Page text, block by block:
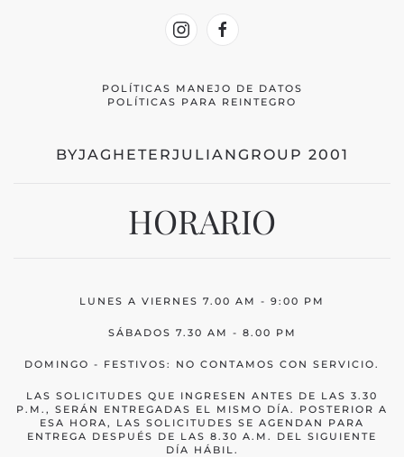
POLÍTICAS MANEJO DE DATOS
POLÍTICAS PARA REINTEGRO
BYJAGHETERJULIANGROUP 2001
HORARIO
LUNES A VIERNES 7.00 AM - 9:00 PM
SÁBADOS 7.30 AM - 8.00 PM
DOMINGO - FESTIVOS: NO CONTAMOS CON SERVICIO.
LAS SOLICITUDES QUE INGRESEN ANTES DE LAS 3.30
P.M., SERÁN ENTREGADAS EL MISMO DÍA. POSTERIOR A
ESA HORA, LAS SOLICITUDES SE AGENDAN PARA
ENTREGA DESPUÉS DE LAS 8.30 A.M. DEL SIGUIENTE
DÍA HÁBIL.